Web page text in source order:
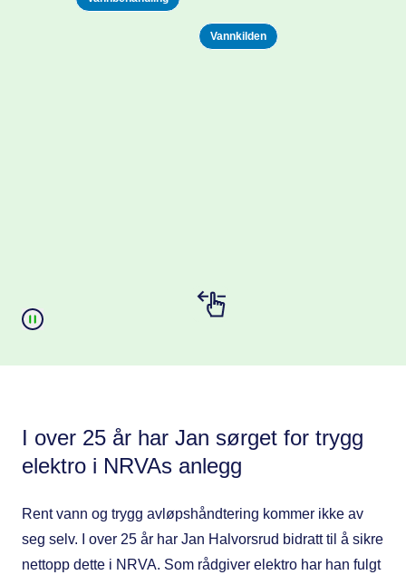
Vannkilden
I over 25 år har Jan sørget for trygg
elektro i NRVAs anlegg
Rent vann og trygg avløpshåndtering kommer ikke av
seg selv. I over 25 år har Jan Halvorsrud bidratt til å sikre
nettopp dette i NRVA. Som rådgiver elektro har han fulgt